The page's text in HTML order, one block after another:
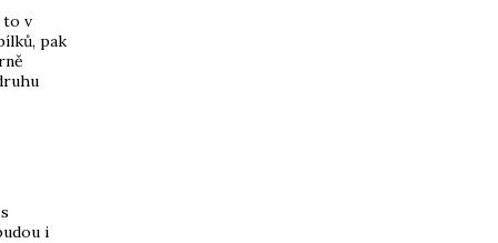
to v
pak
i